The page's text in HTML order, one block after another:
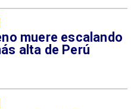
muere escalando
alta de Perú